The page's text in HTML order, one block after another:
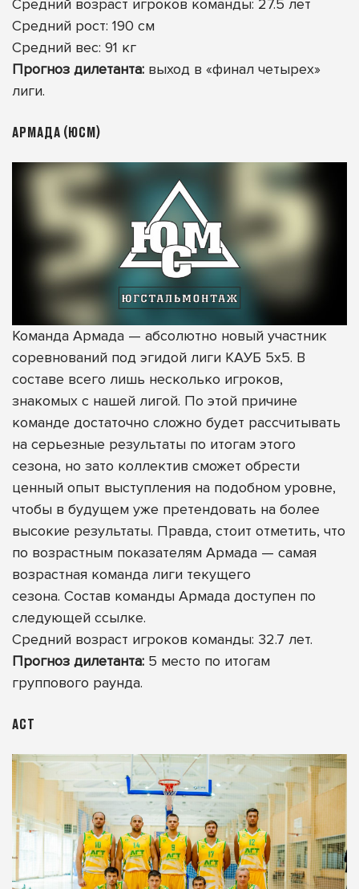
Средний возраст игроков команды: 27.5 лет
Средний рост: 190 см
Средний вес: 91 кг
Прогноз дилетанта: выход в «финал четырех»
лиги.
АРМАДА (ЮСМ)
Команда Армада — абсолютно новый участник
соревнований под эгидой лиги КАУБ 5х5. В
составе всего лишь несколько игроков,
знакомых с нашей лигой. По этой причине
команде достаточно сложно будет рассчитывать
на серьезные результаты по итогам этого
сезона, но зато коллектив сможет обрести
ценный опыт выступления на подобном уровне,
чтобы в будущем уже претендовать на более
высокие результаты. Правда, стоит отметить, что
по возрастным показателям Армада — самая
возрастная команда лиги текущего
сезона. Состав команды Армада доступен по
следующей ссылке.
Средний возраст игроков команды: 32.7 лет.
Прогноз дилетанта: 5 место по итогам
группового раунда.
АСТ